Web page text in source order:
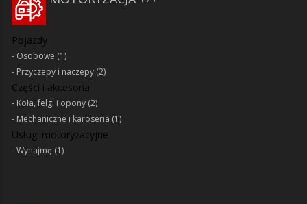
Pojazdy
Osobowe (1)
Przyczepy i naczepy (2)
Części i akcesoria
Koła, felgi i opony (2)
Mechaniczne i karoseria (1)
Usługi motoryzacyjne
Wynajmę (1)